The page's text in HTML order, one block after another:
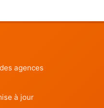
agences
à jour